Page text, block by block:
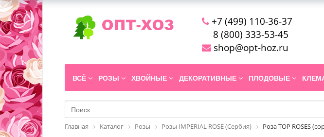
+7 (499) 110-36-37
8 (800) 333-53-45
shop@opt-hoz.ru
ВСЁ РОЗЫ ХВОЙНЫЕ ДЕКОРАТИВНЫЕ ПЛОДОВЫЕ
Главная Каталог Розы Розы IMPERIAL ROSE (Сербия) Роза TOP ROSES